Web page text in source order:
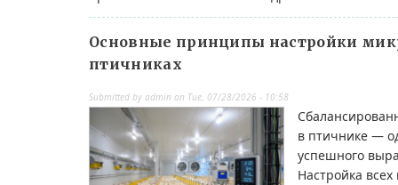
Основные принципы настройки
птичниках
Submitted by admin on Tue, 07/28/2026 - 10:58
в птичнике —
успешного
Настройка